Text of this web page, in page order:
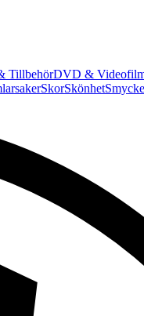
TillbehörDVD &
SkorSkönhet